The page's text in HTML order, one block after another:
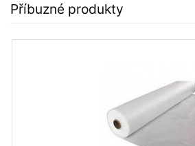
Příbuzné produkty